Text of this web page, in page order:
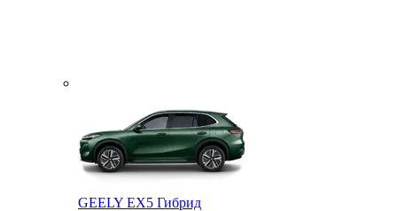
GEELY EX5 Гибрид